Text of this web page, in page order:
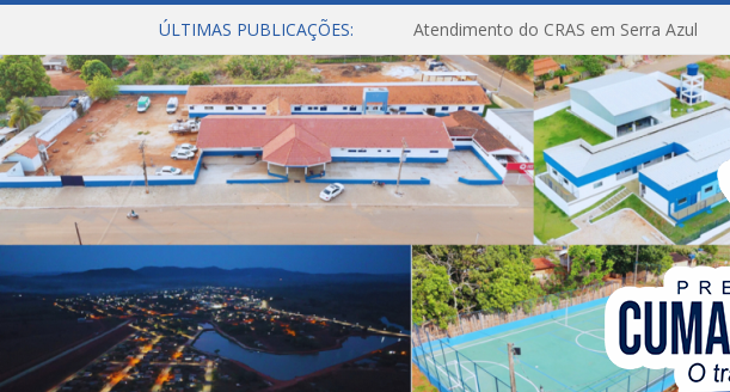
ÚLTIMAS PUBLICAÇÕES: Atendimento do CRAS em Serra Azul